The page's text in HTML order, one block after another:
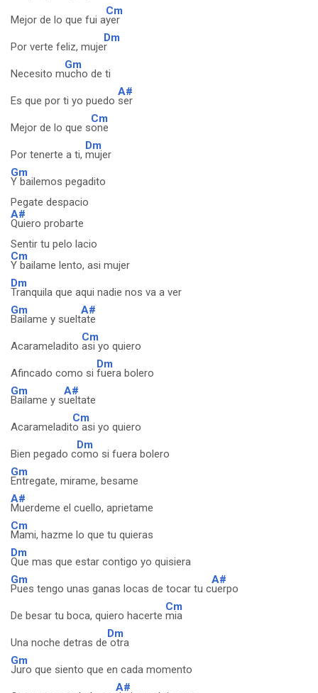
Mejor de lo que fui a
Cm
yer
Por verte feliz, muje
Dm
r
Necesito m
Gm
ucho de ti
Es que por ti yo puedo
A#
ser
Mejor de lo que s
Cm
one
Por tenerte a ti,
Dm
mujer
Gm
Y bailemos pegadito
Pegate despacio
A#
Quiero probarte
Sentir tu pelo lacio
Cm
Y bailame lento, asi mujer
Dm
Tranquila que aqui nadie nos va a ver
Gm
Bailame y suelt
A#
ate
Acarameladito
Cm
asi yo quiero
Afincado como si
Dm
fuera bolero
Gm
Bailame y s
A#
ueltate
Acarameladit
Cm
o asi yo quiero
Bien pegado c
Dm
omo si fuera bolero
Gm
Entregate, mirame, besame
A#
Muerdeme el cuello, aprietame
Cm
Mami, hazme lo que tu quieras
Dm
Que mas que estar contigo yo quisiera
Gm
Pues tengo unas ganas locas de tocar tu c
A#
uerpo
De besar tu boca, quiero hacerte
Cm
mia
Una noche detras de
Dm
otra
Gm
Juro que siento que en cada momento
A#